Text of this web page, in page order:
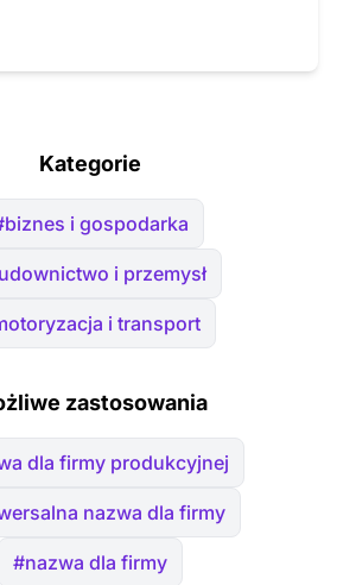
Kategorie
i gospodarka
i przemysł
i transport
zastosowania
dla firmy produkcyjnej
nazwa dla firmy
#nazwa dla firmy